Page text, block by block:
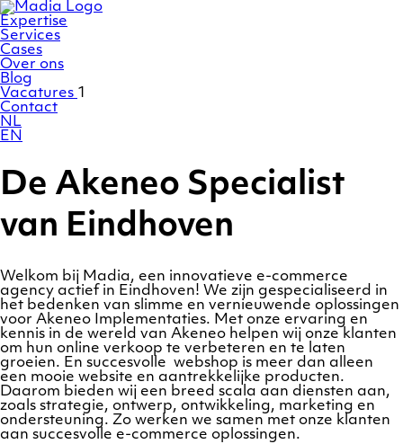
Ga
naar
de
inhoud
Homepage
Expertise
Services
Cases
Over ons
Blog
Vacatures 1
Contact
NL
EN
De Akeneo Specialist
van Eindhoven
Welkom bij Madia, een innovatieve e-commerce
agency actief in Eindhoven! We zijn gespecialiseerd in
het bedenken van slimme en vernieuwende oplossingen
voor Akeneo Implementaties. Met onze ervaring en
kennis in de wereld van Akeneo helpen wij onze klanten
om hun online verkoop te verbeteren en te laten
groeien. En succesvolle webshop is meer dan alleen
een mooie website en aantrekkelijke producten.
Daarom bieden wij een breed scala aan diensten aan,
zoals strategie, ontwerp, ontwikkeling, marketing en
ondersteuning. Zo werken we samen met onze klanten
aan succesvolle e-commerce oplossingen.